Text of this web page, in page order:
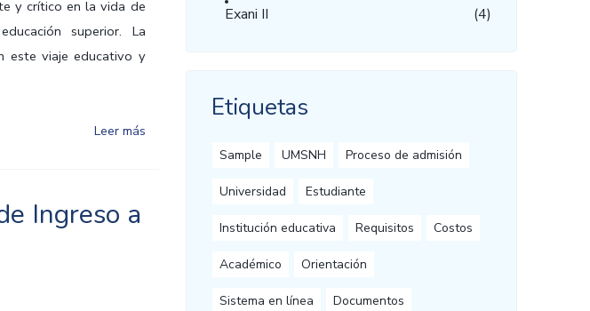
y crítico en la vida de
superior. La
este viaje educativo y
Leer más
Ingreso a
Exani II
(4)
Etiquetas
Sample UMSNH Proceso de admisión
Universidad Estudiante
Institución educativa Requisitos Costos
Académico Orientación
Sistema en línea Documentos